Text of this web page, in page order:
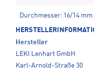
Durchmesser: 16/14 mm
Hersteller
LEKI Lenhart GmbH
Karl-Arnold-Straße 30